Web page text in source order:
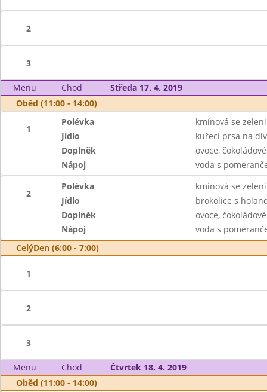
2
3
Menu Chod
Středa 17. 4. 2019
Oběd (11:00 - 14:00)
1
Polévka
kmínová se
Jídlo
kuřecí prsa na
Doplněk
ovoce,
Nápoj
voda s
2
Polévka
kmínová se
Jídlo
brokolice s
Doplněk
ovoce,
Nápoj
voda s
CelýDen (6:00 - 7:00)
1
2
3
Menu Chod
Čtvrtek 18. 4. 2019
Oběd (11:00 - 14:00)